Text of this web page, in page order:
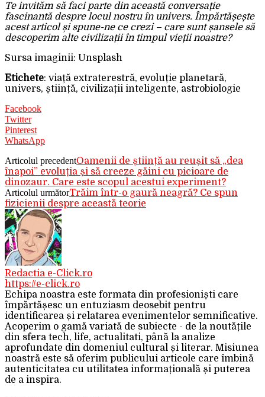
Te invităm să faci parte din această conversație
fascinantă despre locul nostru în univers. Împărtășește
acest articol și spune-ne ce crezi – care sunt șansele să
descoperim alte civilizații în timpul vieții noastre?
Sursa imaginii: Unsplash
Etichete: viață extraterestră, evoluție planetară,
univers, știință, civilizații inteligente, astrobiologie
Facebook
Twitter
Pinterest
WhatsApp
Articolul precedentOamenii de știință au reușit să „dea
înapoi” evoluția și să creeze găini cu picioare de
dinozaur. Care este scopul acestui experiment?
Articolul următorTrăim într-o gaură neagră? Ce spun
fizicienii despre această teorie
Redactia e-Click.ro
https://e-click.ro
Echipa noastra este formata din profesioniști care
împărtășesc un entuziasm deosebit pentru
identificarea și relatarea evenimentelor semnificative.
Acoperim o gamă variată de subiecte - de la noutățile
din sfera tech, life, actualitati, până la analize
aprofundate din domeniul cultural și literar. Misiunea
noastră este să oferim publicului articole care îmbină
autenticitatea cu utilitatea informațională și puterea
de a inspira.